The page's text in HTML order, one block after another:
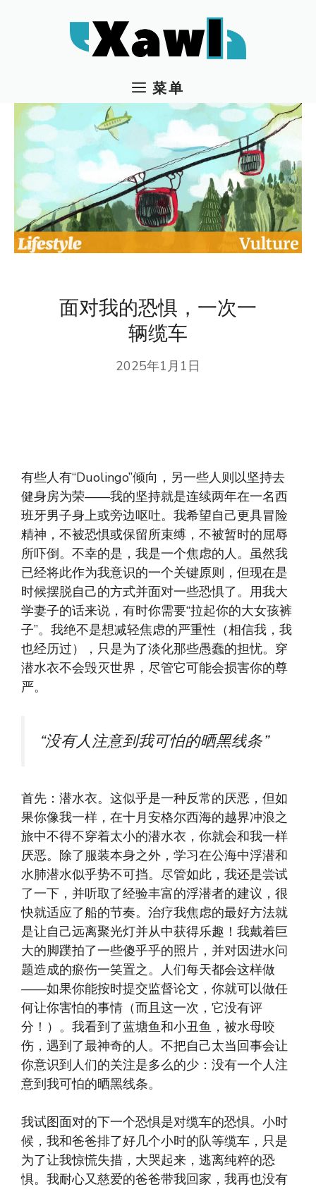
菜单
面对我的恐惧，一次一
辆缆车
2025年1月1日
有些人有“Duolingo”倾向，另一些人则以坚持去
健身房为荣——我的坚持就是连续两年在一名西
班牙男子身上或旁边呕吐。我希望自己更具冒险
精神，不被恐惧或保留所束缚，不被暂时的屈辱
所吓倒。不幸的是，我是一个焦虑的人。虽然我
已经将此作为我意识的一个关键原则，但现在是
时候摆脱自己的方式并面对一些恐惧了。用我大
学妻子的话来说，有时你需要“拉起你的大女孩裤
子”。我绝不是想减轻焦虑的严重性（相信我，我
也经历过），只是为了淡化那些愚蠢的担忧。穿
潜水衣不会毁灭世界，尽管它可能会损害你的尊
严。
“没有人注意到我可怕的晒黑线条”
首先：潜水衣。这似乎是一种反常的厌恶，但如
果你像我一样，在十月安格尔西海的越界冲浪之
旅中不得不穿着太小的潜水衣，你就会和我一样
厌恶。除了服装本身之外，学习在公海中浮潜和
水肺潜水似乎势不可挡。尽管如此，我还是尝试
了一下，并听取了经验丰富的浮潜者的建议，很
快就适应了船的节奏。治疗我焦虑的最好方法就
是让自己远离聚光灯并从中获得乐趣！我戴着巨
大的脚蹼拍了一些傻乎乎的照片，并对因进水问
题造成的瘀伤一笑置之。人们每天都会这样做
——如果你能按时提交监督论文，你就可以做任
何让你害怕的事情（而且这一次，它没有评
分！）。我看到了蓝塘鱼和小丑鱼，被水母咬
伤，遇到了最神奇的人。不把自己太当回事会让
你意识到人们的关注是多么的少：没有一个人注
意到我可怕的晒黑线条。
我试图面对的下一个恐惧是对缆车的恐惧。小时
候，我和爸爸排了好几个小时的队等缆车，只是
为了让我惊慌失措，大哭起来，逃离纯粹的恐
惧。我耐心又慈爱的爸爸带我回家，我再也没有